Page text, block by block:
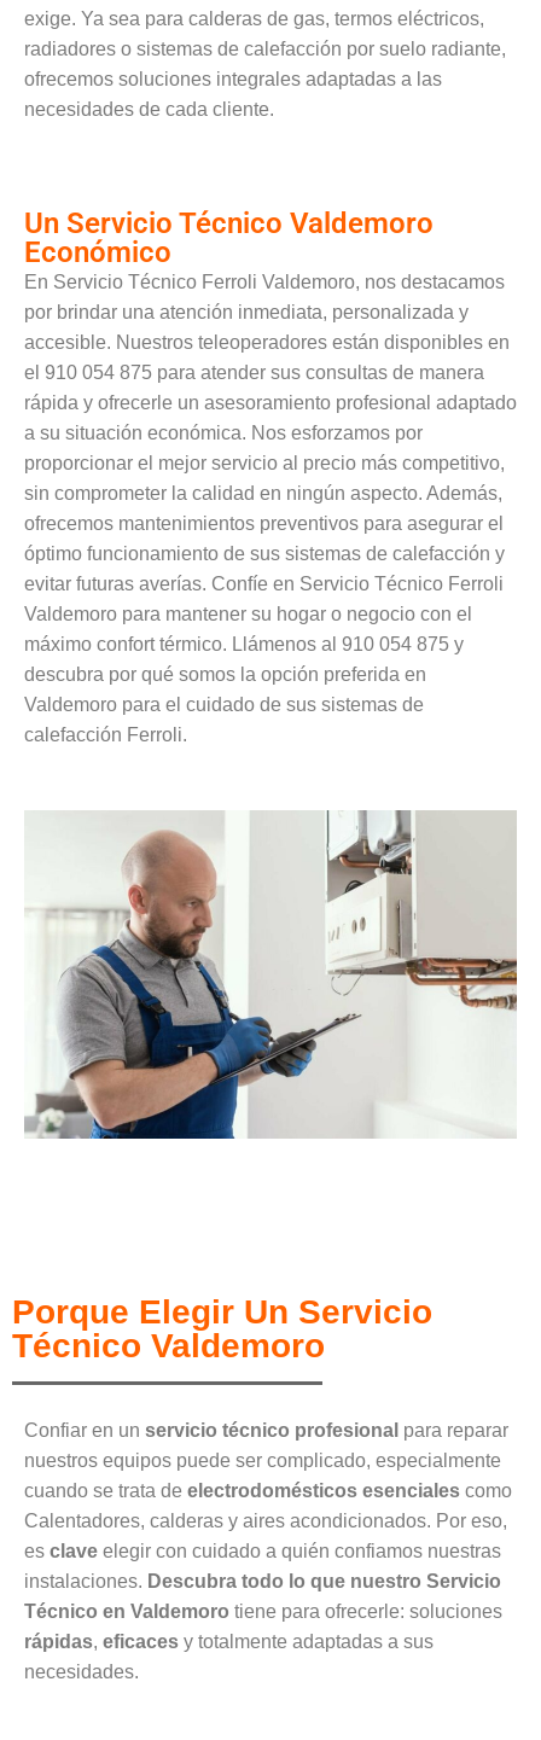
exige. Ya sea para calderas de gas, termos eléctricos,
radiadores o sistemas de calefacción por suelo radiante,
ofrecemos soluciones integrales adaptadas a las
necesidades de cada cliente.
Un Servicio Técnico Valdemoro
Económico
En Servicio Técnico Ferroli Valdemoro, nos destacamos
por brindar una atención inmediata, personalizada y
accesible. Nuestros teleoperadores están disponibles en
el 910 054 875 para atender sus consultas de manera
rápida y ofrecerle un asesoramiento profesional adaptado
a su situación económica. Nos esforzamos por
proporcionar el mejor servicio al precio más competitivo,
sin comprometer la calidad en ningún aspecto. Además,
ofrecemos mantenimientos preventivos para asegurar el
óptimo funcionamiento de sus sistemas de calefacción y
evitar futuras averías. Confíe en Servicio Técnico Ferroli
Valdemoro para mantener su hogar o negocio con el
máximo confort térmico. Llámenos al 910 054 875 y
descubra por qué somos la opción preferida en
Valdemoro para el cuidado de sus sistemas de
calefacción Ferroli.
Porque Elegir Un Servicio
Técnico Valdemoro
Confiar en un servicio técnico profesional para reparar
nuestros equipos puede ser complicado, especialmente
cuando se trata de electrodomésticos esenciales como
Calentadores, calderas y aires acondicionados. Por eso,
es clave elegir con cuidado a quién confiamos nuestras
instalaciones. Descubra todo lo que nuestro Servicio
Técnico en Valdemoro tiene para ofrecerle: soluciones
rápidas, eficaces y totalmente adaptadas a sus
necesidades.